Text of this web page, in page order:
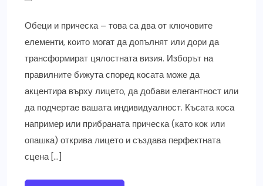
Обеци и прическа – това са два от ключовите
елементи, които могат да допълнят или дори да
трансформират цялостната визия. Изборът на
правилните бижута според косата може да
акцентира върху лицето, да добави елегантност или
да подчертае вашата индивидуалност. Късата коса
например или прибраната прическа (като кок или
опашка) открива лицето и създава перфектната
сцена […]